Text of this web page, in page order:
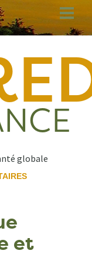
globale
et